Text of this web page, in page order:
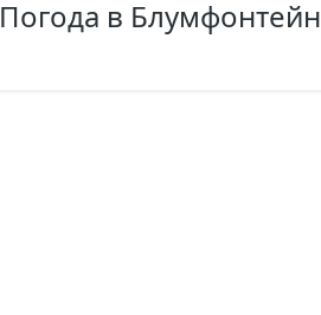
Погода в Блумфонтейн